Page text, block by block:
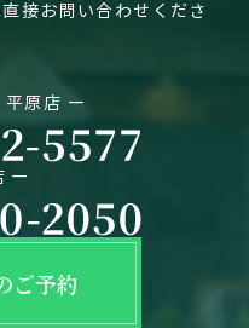
接お問い合わせくださ
平原店 ―
―
ご予約